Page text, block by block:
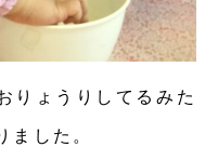
りょうりしてるみた
ました。